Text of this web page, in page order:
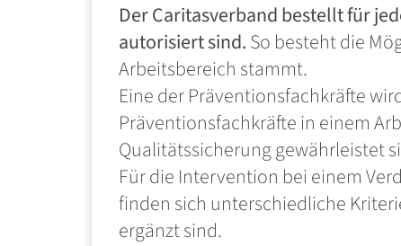
Der Caritasverband bestellt für
autorisiert sind.So besteht die
Arbeitsbereich stammt.
Eine der Präventionsfachkräfte
Präventionsfachkräfte in einem
Qualitätssicherung gewährleistet
Für die Intervention bei einem
finden sich unterschiedliche
ergänzt sind.